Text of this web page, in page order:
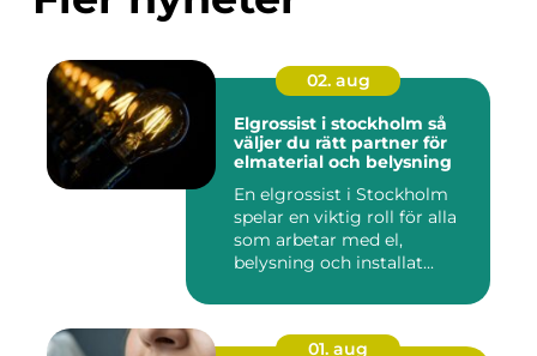
02. aug
Elgrossist i stockholm så
väljer du rätt partner för
elmaterial och belysning
En elgrossist i Stockholm
spelar en viktig roll för alla
som arbetar med el,
belysning och installat...
01. aug